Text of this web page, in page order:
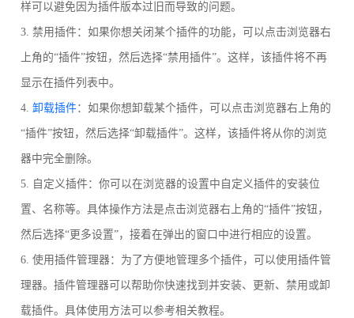
样可以避免因为插件版本过旧而导致的问题。
3. 禁用插件：如果你想关闭某个插件的功能，可以点击浏览器右
上角的“插件”按钮，然后选择“禁用插件”。这样，该插件将不再
显示在插件列表中。
4. 卸载插件：如果你想卸载某个插件，可以点击浏览器右上角的
“插件”按钮，然后选择“卸载插件”。这样，该插件将从你的浏览
器中完全删除。
5. 自定义插件：你可以在浏览器的设置中自定义插件的安装位
置、名称等。具体操作方法是点击浏览器右上角的“插件”按钮，
然后选择“更多设置”，接着在弹出的窗口中进行相应的设置。
6. 使用插件管理器：为了方便地管理多个插件，可以使用插件管
理器。插件管理器可以帮助你快速找到并安装、更新、禁用或卸
载插件。具体使用方法可以参考相关教程。